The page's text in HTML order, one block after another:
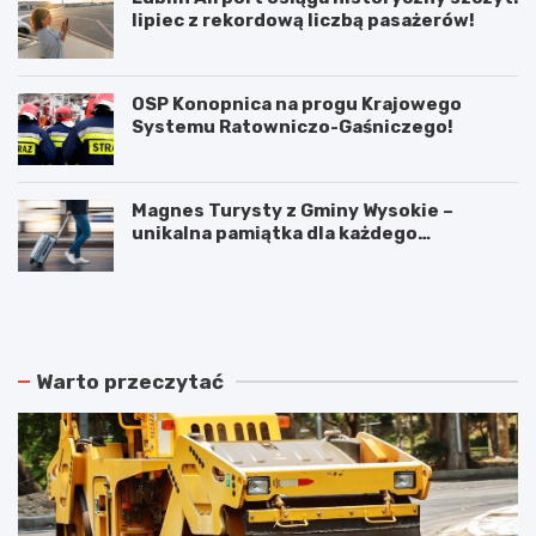
lipiec z rekordową liczbą pasażerów!
OSP Konopnica na progu Krajowego
Systemu Ratowniczo-Gaśniczego!
Magnes Turysty z Gminy Wysokie –
unikalna pamiątka dla każdego
N
o
k
ł
a
d
y
P
j
e
p
o
ż
a
Warto przeczytać